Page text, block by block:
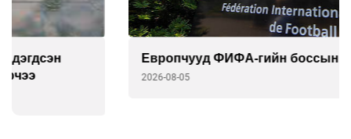
Европчууд ФИФА-гийн боссын эсрэг
2026-08-05